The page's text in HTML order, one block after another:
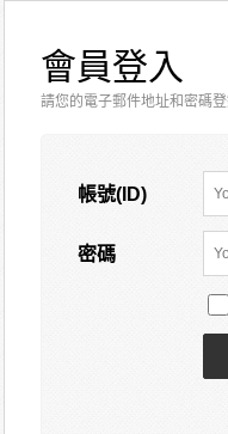
會員登入
請您的電子郵件地址和密碼
帳號(ID)
密碼